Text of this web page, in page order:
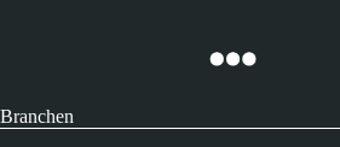
Branchen